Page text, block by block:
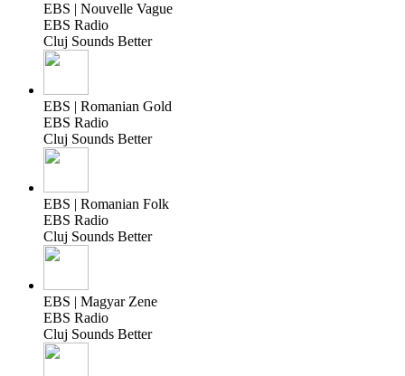
EBS | Nouvelle Vague
EBS Radio
Cluj Sounds Better
EBS | Romanian Gold
EBS Radio
Cluj Sounds Better
EBS | Romanian Folk
EBS Radio
Cluj Sounds Better
EBS | Magyar Zene
EBS Radio
Cluj Sounds Better